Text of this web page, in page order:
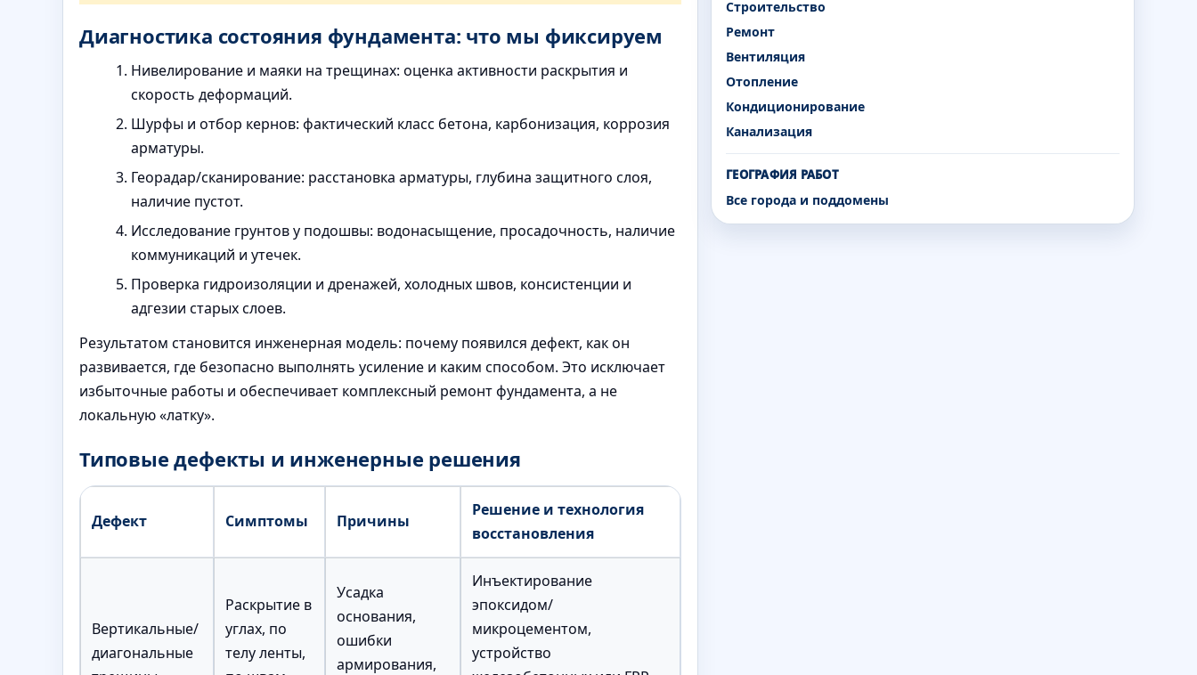
Диагностика состояния фундамента: что мы фиксируем
Нивелирование и маяки на трещинах: оценка активности раскрытия и
скорость деформаций.
Шурфы и отбор кернов: фактический класс бетона, карбонизация, коррозия
арматуры.
Георадар/сканирование: расстановка арматуры, глубина защитного слоя,
наличие пустот.
Исследование грунтов у подошвы: водонасыщение, просадочность, наличие
коммуникаций и утечек.
Проверка гидроизоляции и дренажей, холодных швов, консистенции и
адгезии старых слоев.
Результатом становится инженерная модель: почему появился дефект, как он
развивается, где безопасно выполнять усиление и каким способом. Это исключает
избыточные работы и обеспечивает комплексный ремонт фундамента, а не
локальную «латку».
Типовые дефекты и инженерные решения
Дефект Симптомы Причины
Решение и технология
восстановления
Вертикальные/
диагональные
Раскрытие в
углах, по
телу ленты,
Усадка
основания,
ошибки
армирования,
Инъектирование
эпоксидом/
микроцементом,
устройство
Строительство
Ремонт
Вентиляция
Отопление
Кондиционирование
Канализация
ГЕОГРАФИЯ РАБОТ
Все города и поддомены